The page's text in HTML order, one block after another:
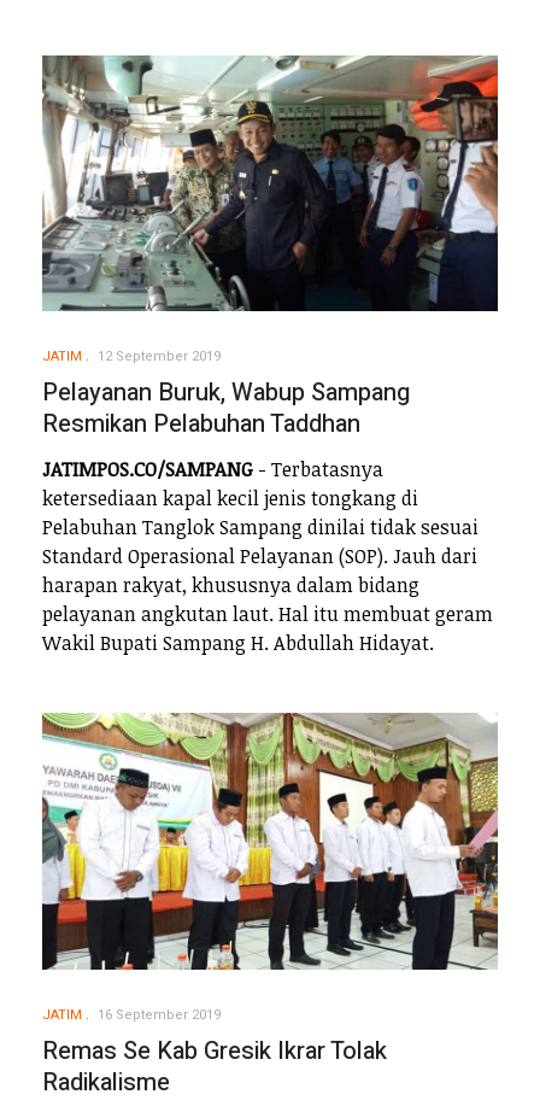
JATIM 12 September 2019
Pelayanan Buruk, Wabup Sampang
Resmikan Pelabuhan Taddhan
JATIMPOS.CO/SAMPANG - Terbatasnya
ketersediaan kapal kecil jenis tongkang di
Pelabuhan Tanglok Sampang dinilai tidak sesuai
Standard Operasional Pelayanan (SOP). Jauh dari
harapan rakyat, khususnya dalam bidang
pelayanan angkutan laut. Hal itu membuat geram
Wakil Bupati Sampang H. Abdullah Hidayat.
JATIM 16 September 2019
Remas Se Kab Gresik Ikrar Tolak
Radikalisme